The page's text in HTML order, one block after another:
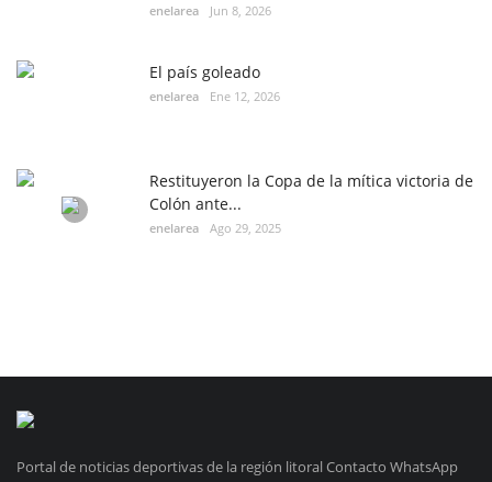
enelarea Jun 8, 2026
El país goleado
enelarea Ene 12, 2026
Restituyeron la Copa de la mítica victoria de
Colón ante...
enelarea Ago 29, 2025
Portal de noticias deportivas de la región litoral Contacto WhatsApp